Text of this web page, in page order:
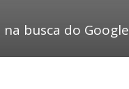
busca do Google